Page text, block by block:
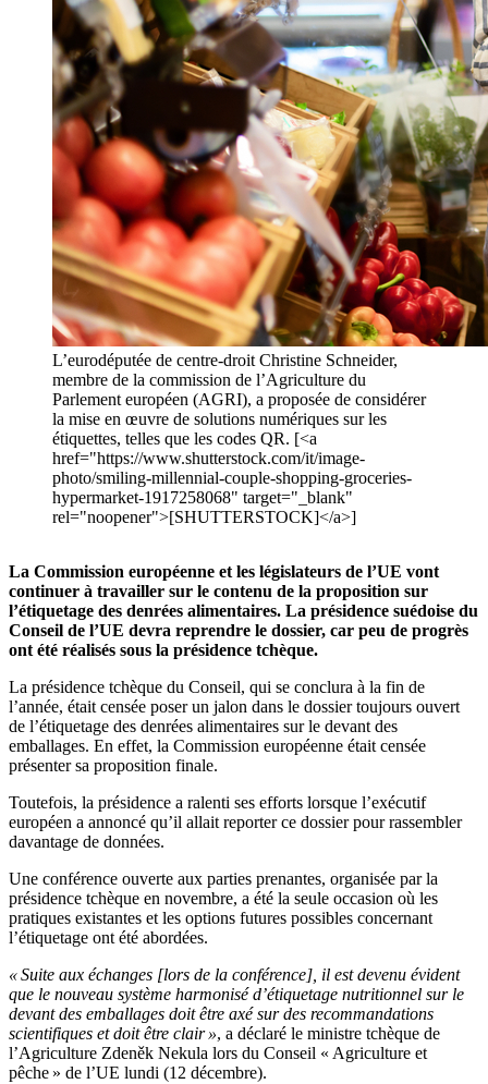
L’eurodéputée de centre-droit Christine Schneider,
membre de la commission de l’Agriculture du
Parlement européen (AGRI), a proposée de considérer
la mise en œuvre de solutions numériques sur les
étiquettes, telles que les codes QR. [<a
href="https://www.shutterstock.com/it/image-
photo/smiling-millennial-couple-shopping-groceries-
hypermarket-1917258068" target="_blank"
rel="noopener">[SHUTTERSTOCK]</a>]
La Commission européenne et les législateurs de l’UE vont
continuer à travailler sur le contenu de la proposition sur
l’étiquetage des denrées alimentaires. La présidence suédoise du
Conseil de l’UE devra reprendre le dossier, car peu de progrès
ont été réalisés sous la présidence tchèque.
La présidence tchèque du Conseil, qui se conclura à la fin de
l’année, était censée poser un jalon dans le dossier toujours ouvert
de l’étiquetage des denrées alimentaires sur le devant des
emballages. En effet, la Commission européenne était censée
présenter sa proposition finale.
Toutefois, la présidence a ralenti ses efforts lorsque l’exécutif
européen a annoncé qu’il allait reporter ce dossier pour rassembler
davantage de données.
Une conférence ouverte aux parties prenantes, organisée par la
présidence tchèque en novembre, a été la seule occasion où les
pratiques existantes et les options futures possibles concernant
l’étiquetage ont été abordées.
« Suite aux échanges [lors de la conférence], il est devenu évident
que le nouveau système harmonisé d’étiquetage nutritionnel sur le
devant des emballages doit être axé sur des recommandations
scientifiques et doit être clair », a déclaré le ministre tchèque de
l’Agriculture Zdeněk Nekula lors du Conseil « Agriculture et
pêche » de l’UE lundi (12 décembre).